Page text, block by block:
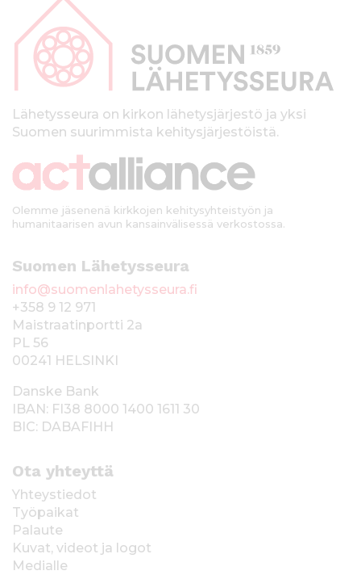
p
kLähetysseura on kirkon lähetysjärjestö ja yksi
Suomen suurimmista kehitysjärjestöistä.
Olemme jäsenenä kirkkojen kehitysyhteistyön ja
humanitaarisen avun kansainvälisessä verkostossa.
Suomen Lähetysseura
info@suomenlahetysseura.fi
+358 9 12 971
Maistraatinportti 2a
PL 56
00241 HELSINKI
Danske Bank
IBAN: FI38 8000 1400 1611 30
BIC: DABAFIHH
Ota yhteyttä
Yhteystiedot
Työpaikat
Palaute
Kuvat, videot ja logot
Medialle